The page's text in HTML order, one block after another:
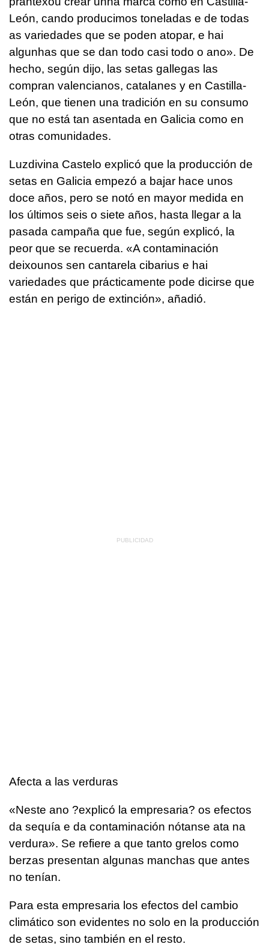
León, cando producimos toneladas e de todas
as variedades que se poden atopar, e hai
algunhas que se dan todo casi todo o ano». De
hecho, según dijo, las setas gallegas las
compran valencianos, catalanes y en Castilla-
León, que tienen una tradición en su consumo
que no está tan asentada en Galicia como en
otras comunidades.
Luzdivina Castelo explicó que la producción de
setas en Galicia empezó a bajar hace unos
doce años, pero se notó en mayor medida en
los últimos seis o siete años, hasta llegar a la
pasada campaña que fue, según explicó, la
peor que se recuerda. «A contaminación
deixounos sen cantarela cibarius e hai
variedades que prácticamente pode dicirse que
están en perigo de extinción», añadió.
Afecta a las verduras
«Neste ano ?explicó la empresaria? os efectos
da sequía e da contaminación nótanse ata na
verdura». Se refiere a que tanto grelos como
berzas presentan algunas manchas que antes
no tenían.
Para esta empresaria los efectos del cambio
climático son evidentes no solo en la producción
de setas, sino también en el resto.